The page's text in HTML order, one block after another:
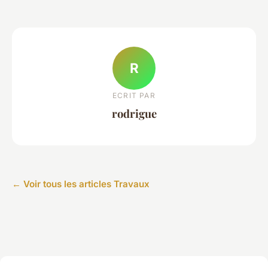
R
ECRIT PAR
rodrigue
← Voir tous les articles Travaux